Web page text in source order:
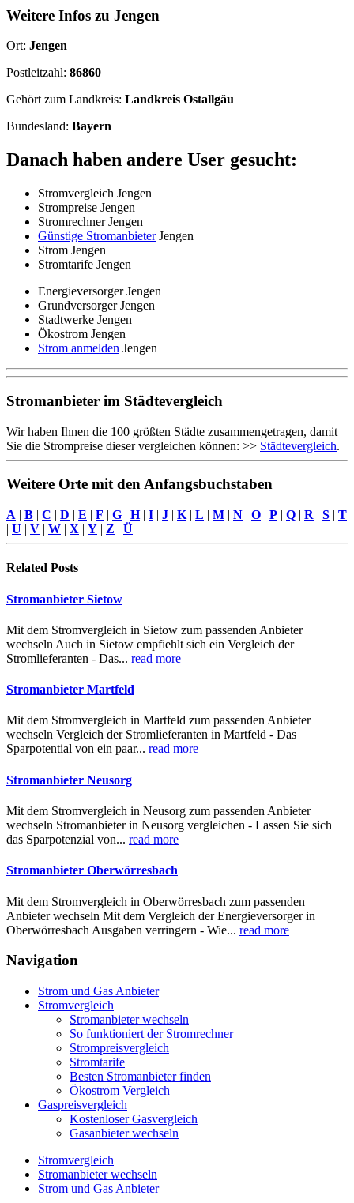
Weitere Infos zu Jengen
Ort: Jengen
Postleitzahl: 86860
Gehört zum Landkreis: Landkreis Ostallgäu
Bundesland: Bayern
Danach haben andere User gesucht:
Stromvergleich Jengen
Strompreise Jengen
Stromrechner Jengen
Günstige StromanbieterJengen
Strom Jengen
Stromtarife Jengen
Energieversorger Jengen
Grundversorger Jengen
Stadtwerke Jengen
Ökostrom Jengen
Strom anmelden Jengen
Stromanbieter im Städtevergleich
Wir haben Ihnen die 100 größten Städte zusammengetragen, damit
Sie die Strompreise dieser vergleichen können: >> Städtevergleich.
Weitere Orte mit den Anfangsbuchstaben
A | B | C | D | E | F | G | H| I | J | K | L | M | N | O | P | Q | R | S | T
| U | V | W | X | Y | Z | Ü
Related Posts
Stromanbieter Sietow
Mit dem Stromvergleich in Sietow zum passenden Anbieter
wechseln Auch in Sietow empfiehlt sich ein Vergleich der
Stromlieferanten - Das... read more
Stromanbieter Martfeld
Mit dem Stromvergleich in Martfeld zum passenden Anbieter
wechseln Vergleich der Stromlieferanten in Martfeld - Das
Sparpotential von ein paar... read more
Stromanbieter Neusorg
Mit dem Stromvergleich in Neusorg zum passenden Anbieter
wechseln Stromanbieter in Neusorg vergleichen - Lassen Sie sich
das Sparpotenzial von... read more
Stromanbieter Oberwörresbach
Mit dem Stromvergleich in Oberwörresbach zum passenden
Anbieter wechseln Mit dem Vergleich der Energieversorger in
Oberwörresbach Ausgaben verringern - Wie... read more
Navigation
Strom und Gas Anbieter
Stromvergleich
Stromanbieter wechseln
So funktioniert der Stromrechner
Strompreisvergleich
Stromtarife
Besten Stromanbieter finden
Ökostrom Vergleich
Gaspreisvergleich
Kostenloser Gasvergleich
Gasanbieter wechseln
Stromvergleich
Stromanbieter wechseln
Strom und Gas Anbieter